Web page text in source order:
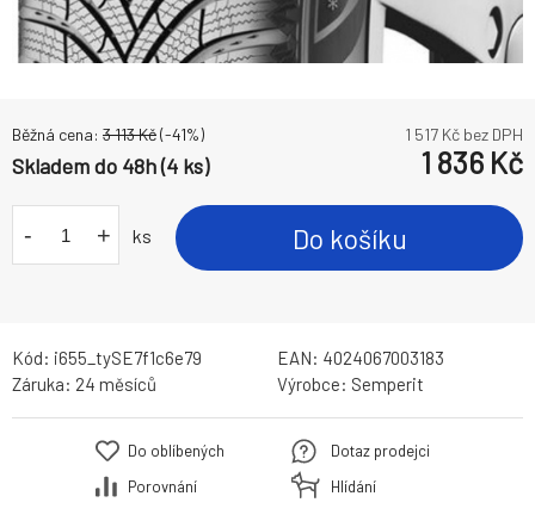
Běžná cena: 3 113Kč(-41%) 1 517 Kč bez DPH
Skladem do 48h (4 ks) 1 836 Kč
- + ks Do košíku
Kód: i655_tySE7f1c6e79 EAN: 4024067003183
Záruka: 24 měsíců Výrobce: Semperit
Do oblíbených
Porovnání
Dotaz prodejci
Hlídání